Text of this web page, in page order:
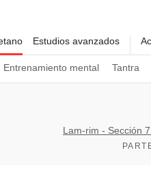
Entrenamiento mental Tantra
Estudios avanzados
Lam-rim - Sección